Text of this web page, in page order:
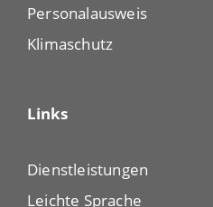
Personalausweis
Klimaschutz
Links
Dienstleistungen
Leichte Sprache